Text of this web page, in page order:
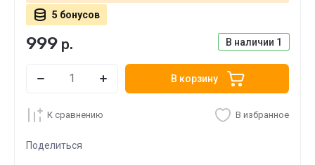
5 бонусов
В наличии 1
999 р.
В корзину
К сравнению В избранное
Поделиться